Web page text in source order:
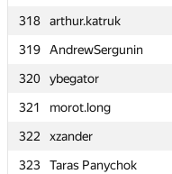
318
arthur.katruk
319
AndrewSergunin
320
ybegator
321
morot.long
322
xzander
323
Taras Panychok
318
arthur.katruk
319
AndrewSergunin
320
ybegator
321
morot.long
322
xzander
323
Taras Panychok